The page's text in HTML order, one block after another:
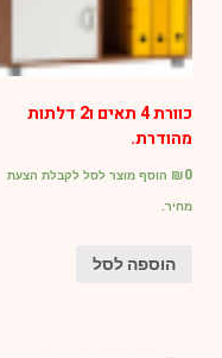
כוורת 4 תאים ו2 דלתות
מהודרת.
₪0
הוסף מוצר לסל לקבלת הצעת
מחיר.
הוספה לסל